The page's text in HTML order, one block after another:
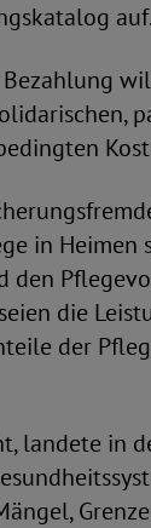
auf.
in Heimen
den
die
der
landete in